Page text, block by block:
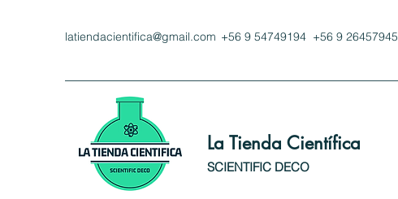
latiendacientifica@gmail.com +56 9 54749194 +56 9 26457945
La Tienda Científica
SCIENTIFIC DECO